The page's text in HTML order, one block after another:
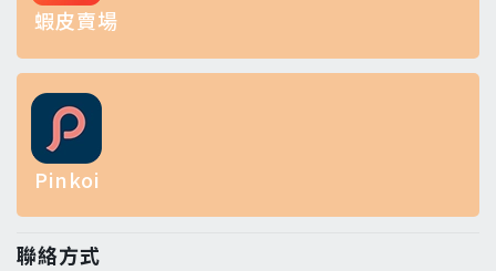
蝦皮賣場
Pinkoi
聯絡方式